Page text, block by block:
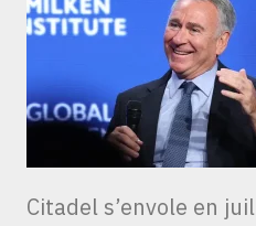
Citadel s’envole en